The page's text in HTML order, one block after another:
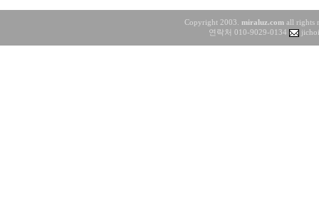
Copyright 2003.miraluz.com all rights
연락처 010-9029-0134